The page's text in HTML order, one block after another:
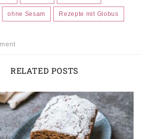
ohne Sesam Rezepte mit Globus
RELATED POSTS